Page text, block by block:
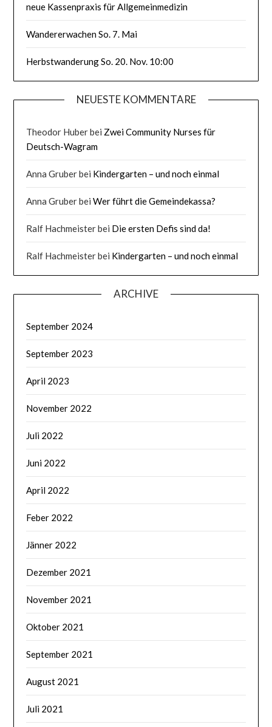
neue Kassenpraxis für Allgemeinmedizin
Wandererwachen So. 7. Mai
Herbstwanderung So. 20. Nov. 10:00
NEUESTE KOMMENTARE
Theodor Huberbei Zwei Community Nurses für
Deutsch-Wagram
Anna Gruberbei Kindergarten – und noch einmal
Anna GruberbeiWer führt die Gemeindekassa?
Ralf Hachmeisterbei Die ersten Defis sind da!
Ralf Hachmeisterbei Kindergarten – und noch einmal
ARCHIVE
September 2024
September 2023
April 2023
November 2022
Juli 2022
Juni 2022
April 2022
Feber 2022
Jänner 2022
Dezember 2021
November 2021
Oktober 2021
September 2021
August 2021
Juli 2021